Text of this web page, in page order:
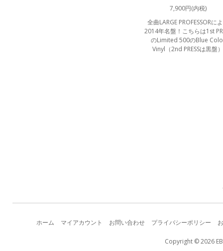
7,900円(内税)
全曲LARGE PROFESSORに
2014年名盤！こちらは1st
のLimited 500のBlue
Vinyl（2nd PRESSは黒盤）
ホーム マイアカウント お問い合わせ プライバシーポリシー
Copyright © 2026